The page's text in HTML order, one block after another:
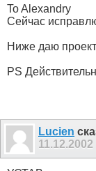
To Alexandry
Сейчас
Ниже даю проект
PS
Lucien
11.12.2002